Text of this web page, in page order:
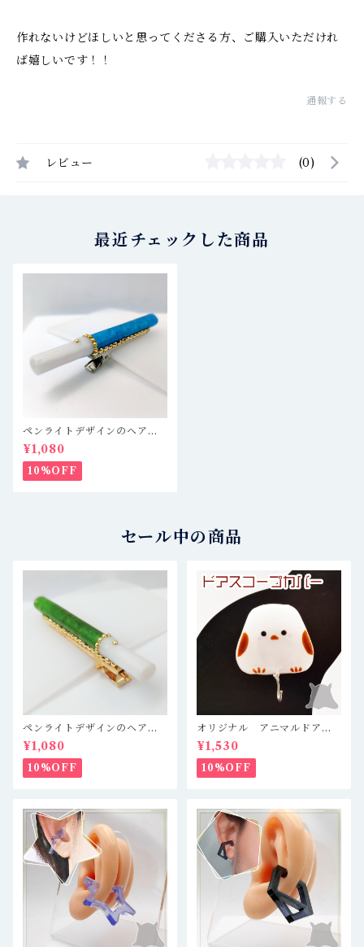
作れないけどほしいと思ってくださる方、ご購入いただけれ
ば嬉しいです！！
通報する
レビュー (0)
最近チェックした商品
ペンライトデザインのヘアク
リップ キンブレ 水色 推
し活
¥1,080
10%OFF
セール中の商品
ペンライトデザインのヘアク
リップ キンブレ 緑 推し
活
¥1,080
10%OFF
オリジナル アニマルドアス
コープカバー【シマエナガ】
¥1,530
10%OFF